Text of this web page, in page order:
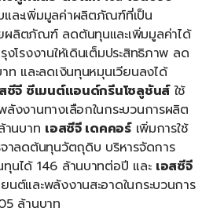
ละเพิ่มมูลค่าผลิตภัณฑ์ที่เป็น
ผลิตภัณฑ์ ลดต้นทุนและเพิ่มมูลค่าได้
โรงงานให้เดินเต็มประสิทธิภาพ ลด
ท และลดเงินทุนหมุนเวียนลงได้
ซีจี ซีเมนต์แอนด์กรีนโซลูชันส์ใช้
งงานทางเลือกในกระบวนการผลิต
านบาท เอสซีจี เดคคอร์เพิ่มการใช้
าลดต้นทุนวัตถุดิบ บริหารจัดการ
นได้ 146 ล้านบาทต่อปี และ เอสซีจี
นต์และพลังงานสะอาดในกระบวนการ
ล้านบาท